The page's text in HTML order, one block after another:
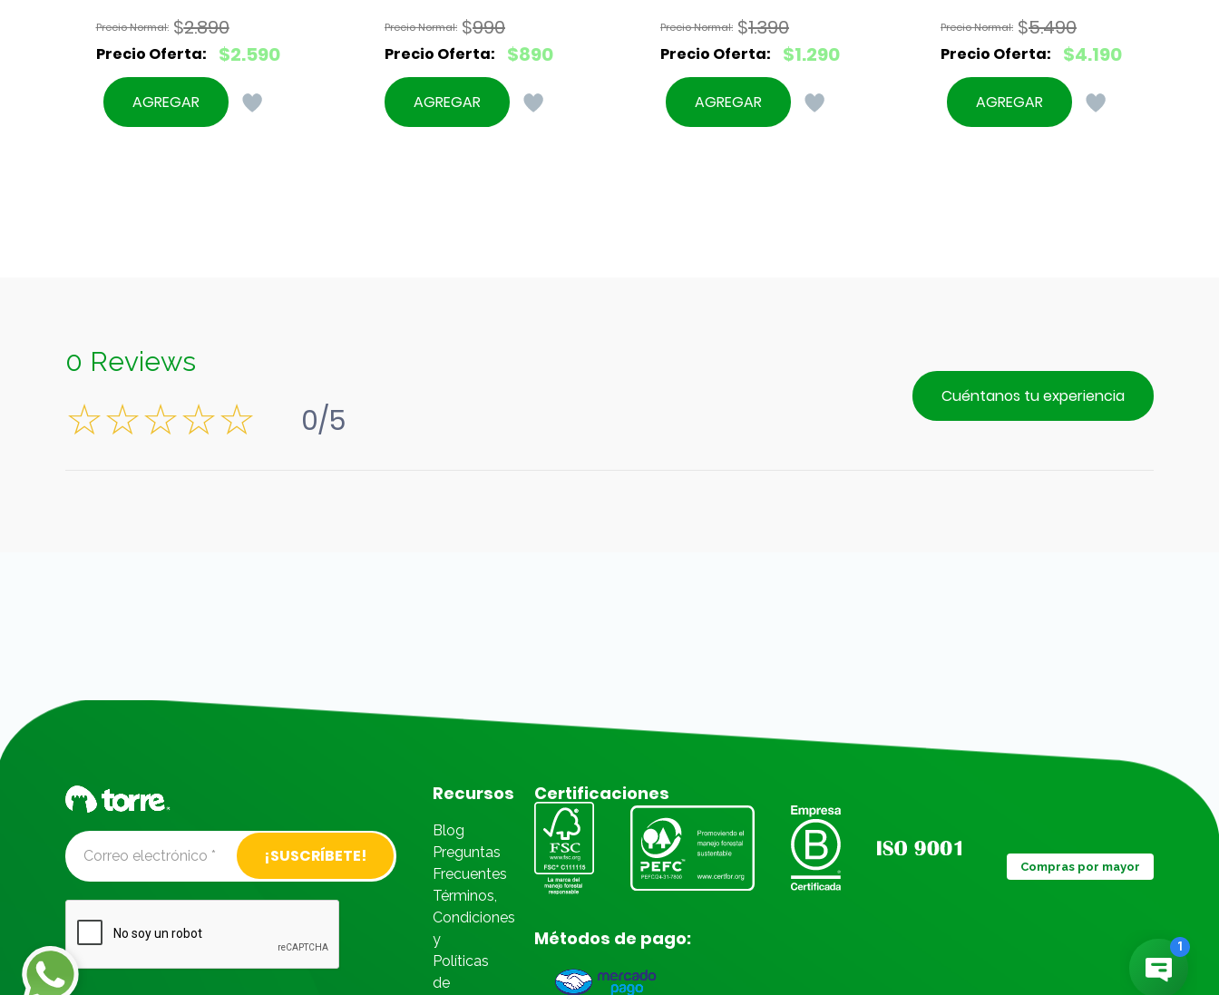
$2.890
El
precio
original
$2.590
El
precio
actual
AGREGAR
$990
El
precio
original
$890
El
precio
actual
AGREGAR
$1.390
El
precio
original
$1.290
El
precio
actual
AGREGAR
$5.490
El
precio
original
$4.190
El
precio
actual
AGREGAR
0 Reviews
0/5
Cuéntanos tu experiencia
Alternative:
Recursos
Blog
Preguntas
Frecuentes
Términos,
Condiciones
y
Políticas
de
Certificaciones
Compras por mayor
Métodos de pago: